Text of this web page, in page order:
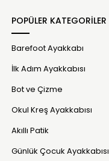
POPÜLER KATEGORİLER
Barefoot Ayakkabı
İlk Adım Ayakkabısı
Bot ve Çizme
Okul Kreş Ayakkabısı
Akıllı Patik
Günlük Çocuk Ayakkabısı